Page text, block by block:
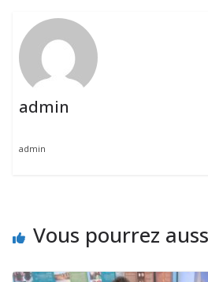
admin
admin
Vous pourrez